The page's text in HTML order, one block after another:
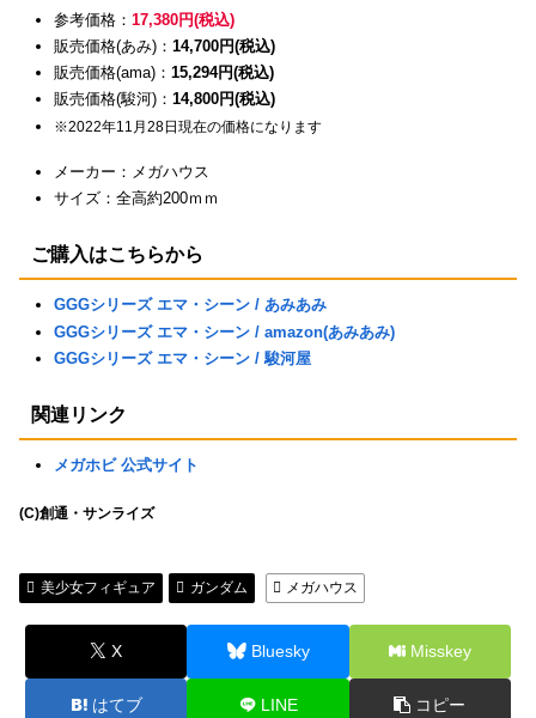
参考価格：17,380円(税込)
販売価格(あみ)：14,700円(税込)
販売価格(ama)：15,294円(税込)
販売価格(駿河)：14,800円(税込)
※2022年11月28日現在の価格になります
メーカー：メガハウス
サイズ：全高約200ｍｍ
ご購入はこちらから
GGGシリーズ エマ・シーン / あみあみ
GGGシリーズ エマ・シーン / amazon(あみあみ)
GGGシリーズ エマ・シーン / 駿河屋
関連リンク
メガホビ 公式サイト
(C)創通・サンライズ
美少女フィギュア ガンダム メガハウス
X Bluesky Misskey
はてブ LINE コピー